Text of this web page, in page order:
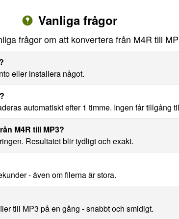
Vanliga frågor
frågor om att konvertera från M4R till
eller installera något.
automatiskt efter 1 timme. Ingen får tillgång
M4R till MP3?
Resultatet blir tydligt och exakt.
- även om filerna är stora.
till MP3 på en gång - snabbt och smidigt.